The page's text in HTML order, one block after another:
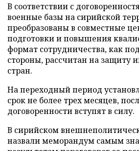
В соответствии с
военные базы на сирийской
преобразованы в совместные
подготовки и повышения
формат сотрудничества, как
стороны, рассчитан на защиту
стран.
На переходный период
срок не более трех месяцев,
договоренности вступят в силу.
В сирийском
назвали меморандум самым